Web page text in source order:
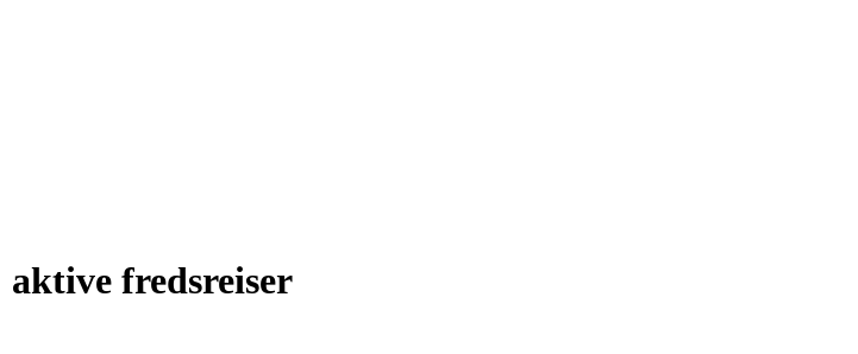
aktive fredsreiser